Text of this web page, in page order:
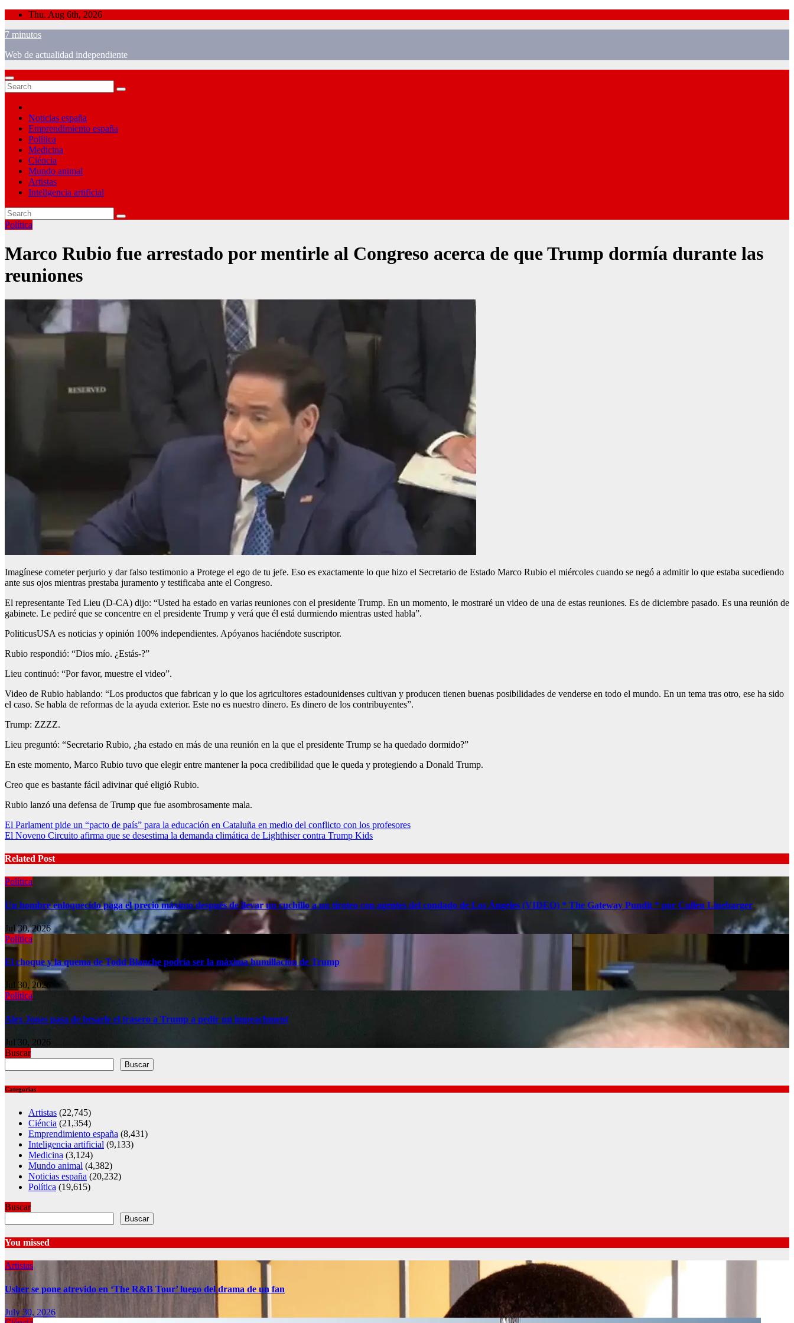
Skip
content
Thu. Aug 6th, 2026
7 minutos
Web de actualidad independiente
Noticias españa
Emprendimiento españa
Política
Medicina
Ciéncia
Mundo animal
Artistas
Inteligencia artificial
Política
Marco Rubio fue arrestado por mentirle al Congreso acerca de que Trump dormía durante las
reuniones
Imagínese cometer perjurio y dar falso testimonio a Protege el ego de tu jefe. Eso es exactamente lo que hizo el Secretario de Estado Marco Rubio el miércoles cuando se negó a admitir lo que estaba sucediendo
ante sus ojos mientras prestaba juramento y testificaba ante el Congreso.
El representante Ted Lieu (D-CA) dijo: “Usted ha estado en varias reuniones con el presidente Trump. En un momento, le mostraré un video de una de estas reuniones. Es de diciembre pasado. Es una reunión de
gabinete. Le pediré que se concentre en el presidente Trump y verá que él está durmiendo mientras usted habla”.
PoliticusUSA es noticias y opinión 100% independientes. Apóyanos haciéndote suscriptor.
Rubio respondió: “Dios mío. ¿Estás-?”
Lieu continuó: “Por favor, muestre el video”.
Video de Rubio hablando: “Los productos que fabrican y lo que los agricultores estadounidenses cultivan y producen tienen buenas posibilidades de venderse en todo el mundo. En un tema tras otro, ese ha sido
el caso. Se habla de reformas de la ayuda exterior. Este no es nuestro dinero. Es dinero de los contribuyentes”.
Trump: ZZZZ.
Lieu preguntó: “Secretario Rubio, ¿ha estado en más de una reunión en la que el presidente Trump se ha quedado dormido?”
En este momento, Marco Rubio tuvo que elegir entre mantener la poca credibilidad que le queda y protegiendo a Donald Trump.
Creo que es bastante fácil adivinar qué eligió Rubio.
Rubio lanzó una defensa de Trump que fue asombrosamente mala.
Post
navigation
El Parlament pide un “pacto de país” para la educación en Cataluña en medio del conflicto con los profesores
El Noveno Circuito afirma que se desestima la demanda climática de Lighthiser contra Trump Kids
Related Post
Política
Un hombre enloquecido paga el precio máximo después de llevar un cuchillo a un tiroteo con agentes del condado de Los Ángeles (VIDEO) * The Gateway Pundit * por Cullen Linebarger
Jul 30, 2026
Política
El choque y la quema de Todd Blanche podría ser la máxima humillación de Trump
Jul 30, 2026
Política
Alex Jones pasa de besarle el trasero a Trump a pedir un impeachment
Jul 30, 2026
Buscar
Buscar
Categorías
Artistas (22,745)
Ciéncia (21,354)
Emprendimiento españa (8,431)
Inteligencia artificial (9,133)
Medicina (3,124)
Mundo animal (4,382)
Noticias españa (20,232)
Política (19,615)
Buscar
Buscar
You missed
Artistas
Usher se pone atrevido en ‘The R&B Tour’ luego del drama de un fan
July 30, 2026